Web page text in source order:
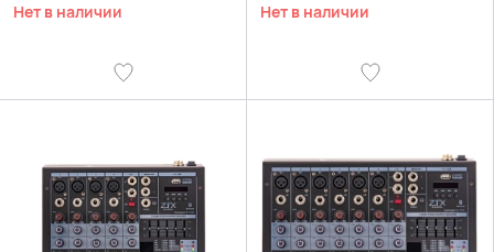
Нет в наличии Нет в наличии